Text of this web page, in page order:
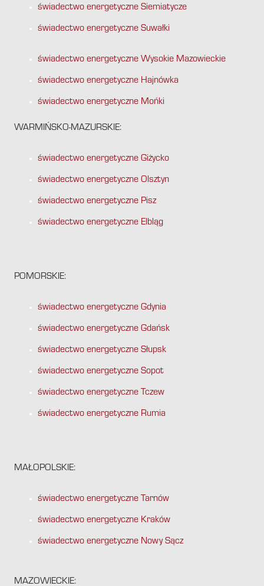
świadectwo energetyczne Siemiatycze
świadectwo energetyczne Suwałki
świadectwo energetyczne Wysokie Mazowieckie
świadectwo energetyczne Hajnówka
świadectwo energetyczne Mońki
WARMIŃSKO-MAZURSKIE:
świadectwo energetyczne Giżycko
świadectwo energetyczne Olsztyn
świadectwo energetyczne Pisz
świadectwo energetyczne Elbląg
POMORSKIE:
świadectwo energetyczne Gdynia
świadectwo energetyczne Gdańsk
świadectwo energetyczne Słupsk
świadectwo energetyczne Sopot
świadectwo energetyczne Tczew
świadectwo energetyczne Rumia
MAŁOPOLSKIE:
świadectwo energetyczne Tarnów
świadectwo energetyczne Kraków
świadectwo energetyczne Nowy Sącz
MAZOWIECKIE: